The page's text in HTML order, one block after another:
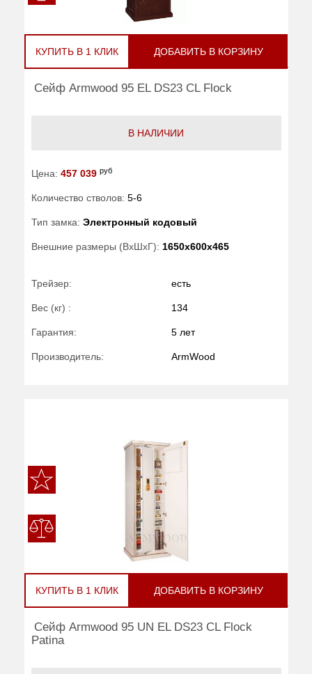
КУПИТЬ В 1 КЛИК ДОБАВИТЬ В КОРЗИНУ
Сейф Armwood 95 EL DS23 CL Flock
В НАЛИЧИИ
Цена: 457 039 руб
Количество стволов: 5-6
Тип замка: Электронный кодовый
Внешние размеры (ВхШхГ): 1650x600x465
Трейзер: есть
Вес (кг) : 134
Гарантия: 5 лет
Производитель: ArmWood
КУПИТЬ В 1 КЛИК ДОБАВИТЬ В КОРЗИНУ
Сейф Armwood 95 UN EL DS23 CL Flock
Patina